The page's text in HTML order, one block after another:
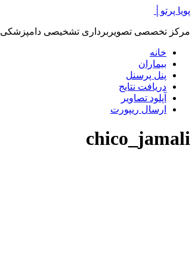
پرش
محتوا
پویا پرتو│
مرکز تخصصی تصویربرداری تشخیصی دامپزشکی
خانه
بیماران
پنل پرسنل
دریافت نتایج
آپلود تصاویر
ارسال ریپورت
chico_jamali